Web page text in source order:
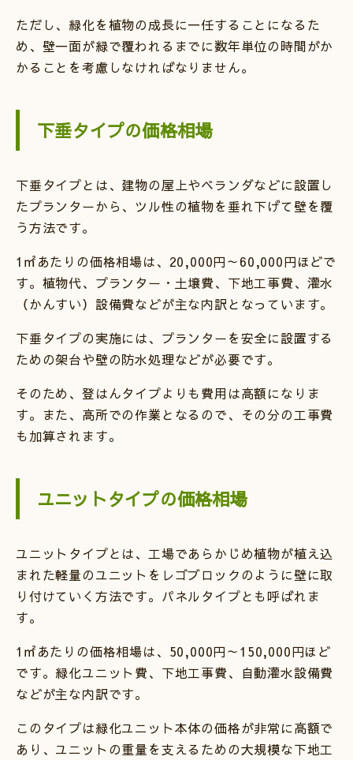
ただし、緑化を植物の成長に一任することになるた
め、壁一面が緑で覆われるまでに数年単位の時間がか
かることを考慮しなければなりません。
下垂タイプの価格相場
下垂タイプとは、建物の屋上やベランダなどに設置し
たプランターから、ツル性の植物を垂れ下げて壁を覆
う方法です。
1㎡あたりの価格相場は、20,000円～60,000円ほどで
す。植物代、プランター・土壌費、下地工事費、灌水
（かんすい）設備費などが主な内訳となっています。
下垂タイプの実施には、プランターを安全に設置する
ための架台や壁の防水処理などが必要です。
そのため、登はんタイプよりも費用は高額になりま
す。また、高所での作業となるので、その分の工事費
も加算されます。
ユニットタイプの価格相場
ユニットタイプとは、工場であらかじめ植物が植え込
まれた軽量のユニットをレゴブロックのように壁に取
り付けていく方法です。パネルタイプとも呼ばれま
す。
1㎡あたりの価格相場は、50,000円～150,000円ほど
です。緑化ユニット費、下地工事費、自動灌水設備費
などが主な内訳です。
このタイプは緑化ユニット本体の価格が非常に高額で
あり、ユニットの重量を支えるための大規模な下地工